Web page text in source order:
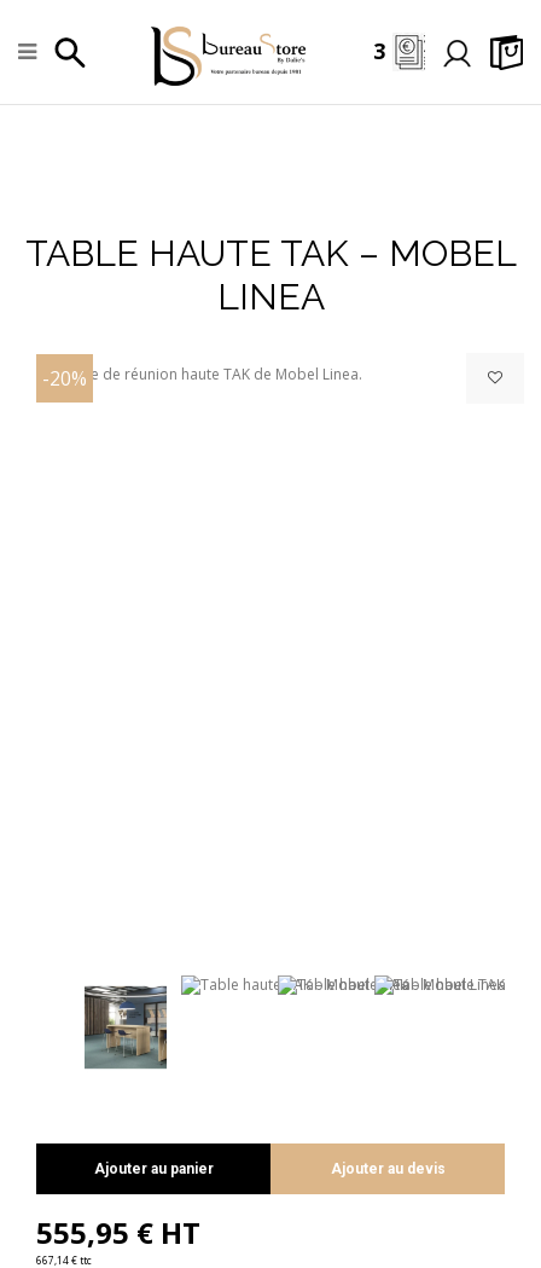
3
TABLE HAUTE TAK – MOBEL
LINEA
-20%
Ajouter au panier Ajouter au devis
555,95 € HT
667,14 € ttc